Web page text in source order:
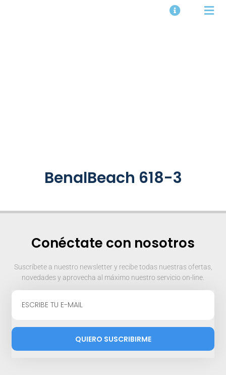
BenalBeach 618-3
Conéctate con nosotros
Suscríbete a nuestro newsletter y recibe todas nuestras ofertas,
novedades y aprovecha al máximo nuestro servicio on-line.
QUIERO SUSCRIBIRME